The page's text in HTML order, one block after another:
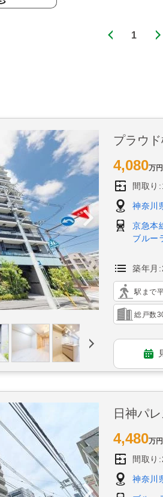
1
プラウ
4,080万円
間取り
神奈川
京急本
ブルー
築年月
駅まで
総戸数
日神パ
4,480万円
間取り
神奈川